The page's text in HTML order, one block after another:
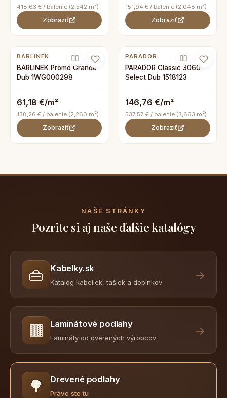
418,63 € / balenie (2,542 m²)
Zobraziť
151,94 € / balenie (2,048 m²)
Zobraziť
BARLINEK
BARLINEK Promo Grande
Dub 1WG000298
61,18 €/m²
138,26 € / balenie (2,260 m²)
Zobraziť
PARADOR
PARADOR Classic 3060
Select Dub 1518123
146,76 €/m²
537,57 € / balenie (3,663 m²)
Zobraziť
NAŠE STRÁNKY
Pozrite si aj naše ďalšie katalógy
👜 Kabelky.sk
Katalóg kabeliek, tašiek a doplnkov
→
🟫 Laminátové podlahy
Lamináty od overených výrobcov
→
🌳 Drevené podlahy
Práve ste tu